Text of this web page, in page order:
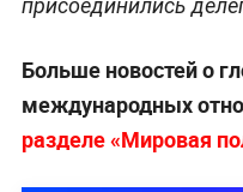
Больше новостей о
международных
разделе «Мировая